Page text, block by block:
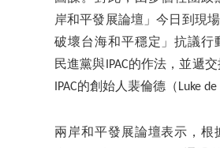
岸和平發展論壇」今日到現場
破壞台海和平穩定」抗議行
民進黨與IPAC的作法，並遞
IPAC的創始人裴倫德（Luke de
兩岸和平發展論壇表示，根